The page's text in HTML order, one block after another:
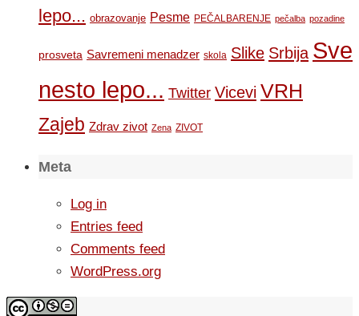
lepo... obrazovanje Pesme PEČALBARENJE pečalba pozadine
prosveta Savremeni menadzer skola Slike Srbija Sve
nesto lepo... Twitter Vicevi VRH
Zajeb Zdrav zivot Zena ZIVOT
Meta
Log in
Entries feed
Comments feed
WordPress.org